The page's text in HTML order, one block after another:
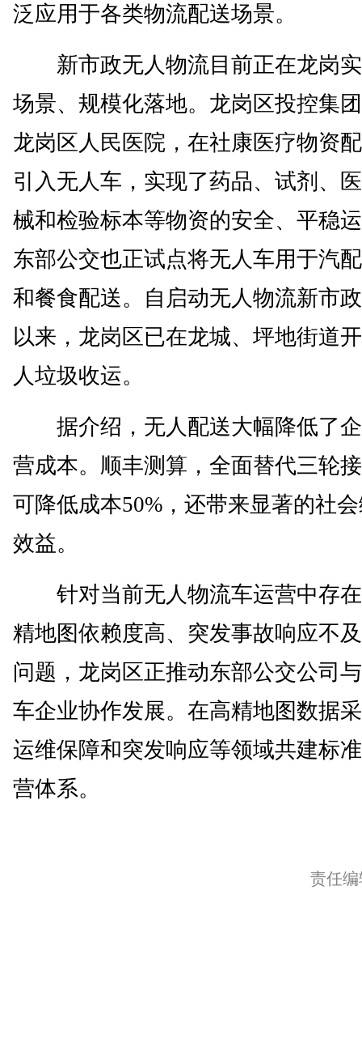
泛应用于各类物流配送场景。
新市政无人物流目前正在龙岗
场景、规模化落地。龙岗区投控集
龙岗区人民医院，在社康医疗物资
引入无人车，实现了药品、试剂、
械和检验标本等物资的安全、平稳
东部公交也正试点将无人车用于汽
和餐食配送。自启动无人物流新市
以来，龙岗区已在龙城、坪地街道
人垃圾收运。
据介绍，无人配送大幅降低了
营成本。顺丰测算，全面替代三轮
可降低成本50%，还带来显著的社
效益。
针对当前无人物流车运营中存
精地图依赖度高、突发事故响应不
问题，龙岗区正推动东部公交公司
车企业协作发展。在高精地图数据
运维保障和突发响应等领域共建标
营体系。
责任